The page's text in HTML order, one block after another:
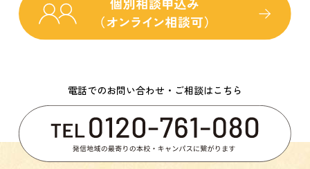
電話でのお問い合わせ・ご相談はこちら